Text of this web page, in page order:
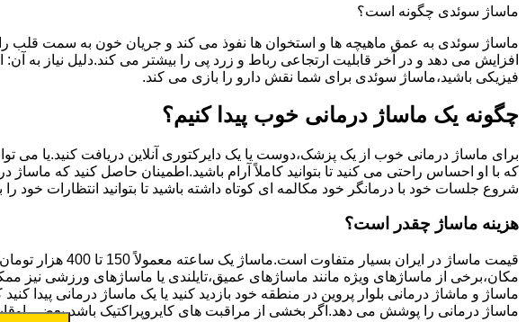
ماساژ سوئدی چگونه است؟
ماساژ سوئدی به عمق ماهیچه ها و استخوان ها نفوذ می کند و جریان خون به سمت قلب را
افزایش می دهد و در آخر قابلیت ارتجاعی رباط و زرد پی را بیشتر می کند.دلیل
فیزیکی باشید،ماساژ سوئدی برای شما نقش دارو را بازی می کند.
چگونه یک ماساژ درمانی خوب پیدا کنیم؟
برای ماساژ درمانی خوب از یک پزشک،دوست یا یک دایرکتوری آنلاین دریافت کنید.یا می
که با او احساس راحتی می کنید تا بتوانید کاملاً آرام باشید.اطمینان حاصل کنید که
شروع جلسات خود با درمانگر خود مکالمه ای کوتاه داشته باشید تا بتوانید انتظارات خود
هزینه ماساژ چقدر است؟
قیمت ماساژ در ایران بسیار متفاوت است.ماساژ یک ساعته معمولاً 150 تا 400 هزار تومان است.
مکان،برخی از ماساژهای ویژه مانند ماساژهای عمیق،تایلندی یا ماساژهای ورزشی نیز
ماساژ و ماشاژ درمانی بلوار پروین در منطقه خود بازدید کنید یا یک ماساژ درمانی پیدا
ماساژ درمانی را پوشش می دهد.اگر بخشی از مراقبت های کایروپراکتیک باشد،بعضی